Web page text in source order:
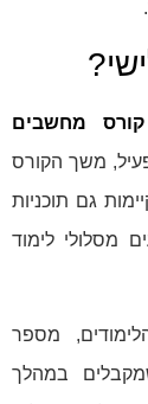
מחשבים
משך הקורס
גם תוכניות
מסלולי לימוד
מספר
במהלך